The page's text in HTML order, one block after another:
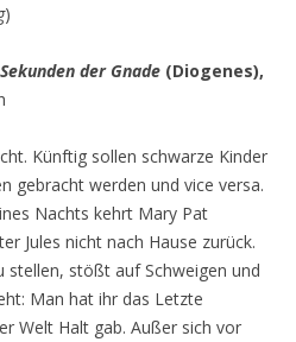
)
Sekunden der Gnade (Diogenes),
Künftig sollen schwarze Kinder
gebracht werden und vice versa.
Nachts kehrt Mary Pat
Jules nicht nach Hause zurück.
stellen, stößt auf Schweigen und
Man hat ihr das Letzte
Welt Halt gab. Außer sich vor